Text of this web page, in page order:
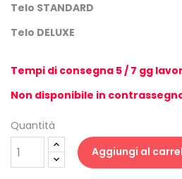
Telo STANDARD
Telo DELUXE
Tempi di consegna 5 / 7 gg
Non disponibile in
Quantità
Aggiungi al